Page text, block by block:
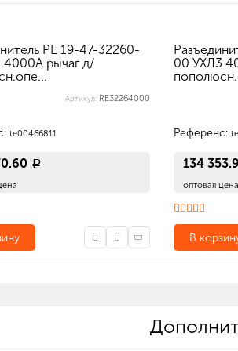
РЕ 19-47-32260-
4000А рычаг д/
Артикул: RE32264000
te00466811
a
00 УХЛ3
Референс:
134
оптовая цена
В